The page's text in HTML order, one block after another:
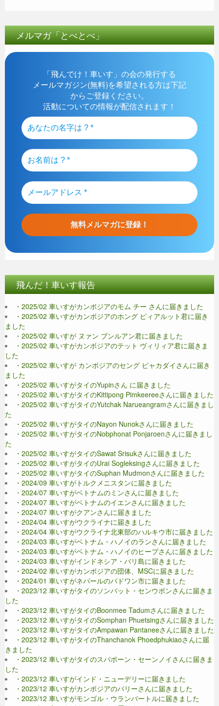
メルマガ「とべとべ」
「飛んでけ！車いす」の会の発行する
メールマガジン(無料)を希望される方は下記
からご登録ください。
活動についての情報が配信されます！
飛んだ！車いす報告
・2025/02 車いすがカンボジアのモム チー さんに届きました
・2025/02 車いすがカンボジアのホング ピィアルット君に届き
ました
・2025/02 車いすが ヌァン ブンルアン君に届きました
・2025/02 車いすがカンボジアのテット ヴィリィア君に届きま
した
・2025/02 車いすが カンボジアのセング ピャカダイさんに届き
ました
・2025/02 車いすがタイのYupinさん に届きました
・2025/02 車いすがタイのKittipong Pimkeereeさんに届きました
・2025/02 車いすがタイのYutchak Narueangramさんに届きまし
た
・2025/02 車いすがタイのNayon Nunokさんに届きました
・2025/02 車いすがタイのNobphonat Ponjaroenさんに届きまし
た
・2025/02 車いすがタイのSawat Srisukさんに届きました
・2025/02 車いすがタイのUrai Sogleksingさんに届きました
・2025/02 車いすがタイのSuphan Mudmonさんに届きました
・2024/09 車いすがトルクメニスタンに届きました
・2024/07 車いすがベトナムのミンさんに届きました
・2024/07 車いすがベトナムのイエンさんに届きました
・2024/07 車いすがクアンさんに届きました
・2024/04 車いすがウクライナに届きました
・2024/04 車いすがウクライナ北東部のハルキウ市に届きました
・2024/03 車いすがベトナム・ハノイのランさんに届きました
・2024/03 車いすがベトナム・ハノイのヒープさんに届きました
・2024/03 車いすがインドネシア・バリ島に届きました
・2024/02 車いすがカンボジアの団体、MSCに届きました
・2024/01 車いすがネパールのバドワン市に届きました
・2023/12 車いすがタイのソンバット・センウボンさんに届きま
した
・2023/12 車いすがタイのBoonmee Tadumさんに届きました
・2023/12 車いすがタイのSomphan Phuetsingさんに届きました
・2023/12 車いすがタイのAmpawan Pantaneeさんに届きました
・2023/12 車いすがタイのThanchanok Phoedphukiaoさんに届
きました
・2023/12 車いすがタイのスパポーン・セーンノイさんに届きま
した
・2023/12 車いすがインド・ニューデリーに届きました
・2023/12 車いすがカンボジアのパリーさんに届きました
・2023/12 車いすがモンゴル・ウランバートルに届きました